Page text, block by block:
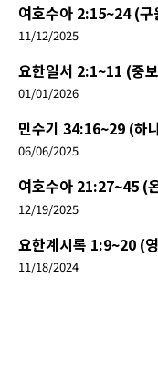
여호수아 2:15~24 (
11/12/2025
요한일서 2:1~11 (중
01/01/2026
민수기 34:16~29 (하
06/06/2025
여호수아 21:27~45 (
12/19/2025
요한계시록 1:9~20 (
11/18/2024